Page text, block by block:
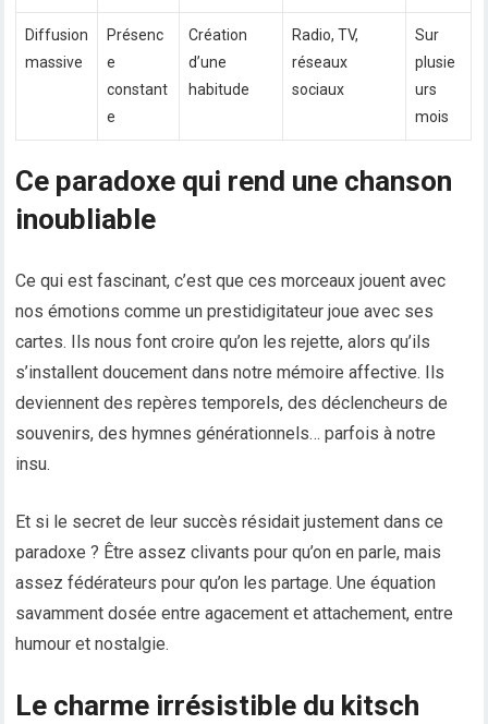
Diffusion
massive
Présenc
e
constant
e
Création
d’une
habitude
Radio, TV,
réseaux
sociaux
Sur
plusie
urs
mois
Ce paradoxe qui rend une chanson
inoubliable
Ce qui est fascinant, c’est que ces morceaux jouent avec
nos émotions comme un prestidigitateur joue avec ses
cartes. Ils nous font croire qu’on les rejette, alors qu’ils
s’installent doucement dans notre mémoire affective. Ils
deviennent des repères temporels, des déclencheurs de
souvenirs, des hymnes générationnels… parfois à notre
insu.
Et si le secret de leur succès résidait justement dans ce
paradoxe ? Être assez clivants pour qu’on en parle, mais
assez fédérateurs pour qu’on les partage. Une équation
savamment dosée entre agacement et attachement, entre
humour et nostalgie.
Le charme irrésistible du kitsch